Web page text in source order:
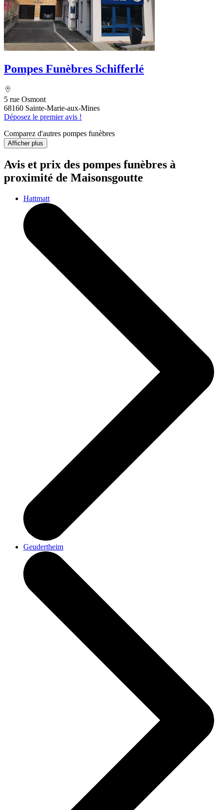
Pompes Funèbres Schifferlé
5 rue Osmont
68160 Sainte-Marie-aux-Mines
Déposez le premier avis !
Comparez d'autres pompes funèbres
Afficher plus
Avis et prix des pompes funèbres à
proximité de Maisonsgoutte
Hattmatt
Geudertheim